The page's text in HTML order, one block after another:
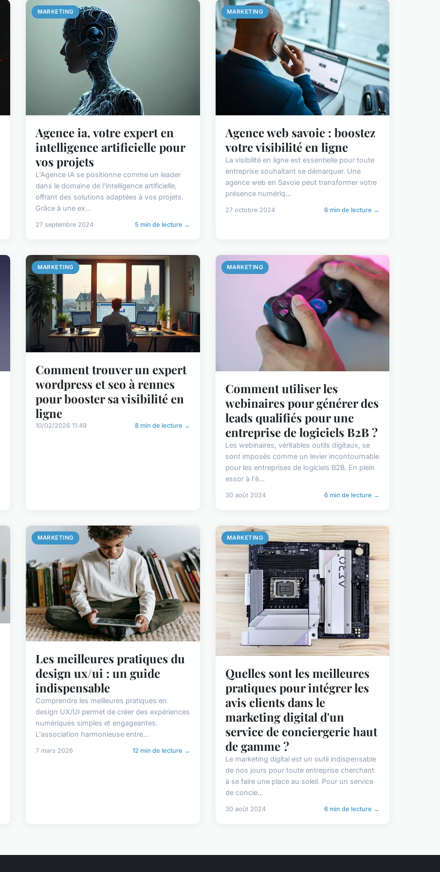
MARKETING
Agence ia, votre expert en
intelligence artificielle pour
vos projets
L'Agence IA se positionne comme un leader
dans le domaine de l'intelligence artificielle,
offrant des solutions adaptées à vos projets.
Grâce à une ex...
27 septembre 2024 5 min de lecture →
MARKETING
Agence web savoie : boostez
votre visibilité en ligne
La visibilité en ligne est essentielle pour toute
entreprise souhaitant se démarquer. Une
agence web en Savoie peut transformer votre
présence numériq...
27 octobre 2024 6 min de lecture →
MARKETING
Comment trouver un expert
wordpress et seo à rennes
pour booster sa visibilité en
ligne
10/02/2026 11:49 8 min de lecture →
MARKETING
Comment utiliser les
webinaires pour générer des
leads qualifiés pour une
entreprise de logiciels B2B ?
Les webinaires, véritables outils digitaux, se
sont imposés comme un levier incontournable
pour les entreprises de logiciels B2B. En plein
essor à l'è...
30 août 2024 6 min de lecture →
MARKETING
Les meilleures pratiques du
design ux/ui : un guide
indispensable
Comprendre les meilleures pratiques en
design UX/UI permet de créer des expériences
numériques simples et engageantes.
L'association harmonieuse entre...
7 mars 2026 12 min de lecture →
MARKETING
Quelles sont les meilleures
pratiques pour intégrer les
avis clients dans le
marketing digital d'un
service de conciergerie haut
de gamme ?
Le marketing digital est un outil indispensable
de nos jours pour toute entreprise cherchant
à se faire une place au soleil. Pour un service
de concie...
30 août 2024 6 min de lecture →